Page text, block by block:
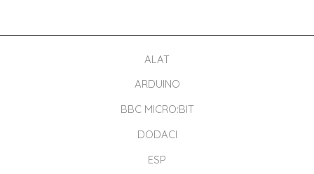
ALAT
ARDUINO
BBC MICRO:BIT
DODACI
ESP